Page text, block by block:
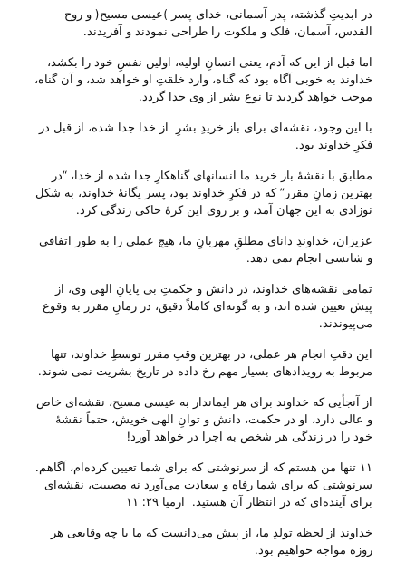
در ابدیتِ گذشته، پدر آسمانی، خدای پسر )عیسی مسیح( و روح
القدس، آسمان، فلک و ملکوت را طراحی نمودند و آفریدند.
اما قبل از این که آدم، یعنی انسانِ اولیه، اولین نفسِ خود را بکشد،
خداوند به خوبی آگاه بود که گناه، وارد خلقتِ او خواهد شد، و آن گناه،
موجب خواهد گردید تا نوع بشر از وی جدا گردد.
با این وجود، نقشه‌ای برای باز خریدِ بشرِ از خدا جدا شده، از قبل در
فکرِ خداوند بود.
مطابق با نقشهٔ باز خرید ما انسانهای گناهکارِ جدا شده از خدا، “در
بهترین زمانِ مقرر” که در فکرِ خداوند بود، پسر یگانهٔ خداوند، به شکل
نوزادی به این جهان آمد، و بر روی این کرهٔ خاکی زندگی کرد.
عزیزان، خداوندِ دانای مطلقِ مهربانِ ما، هیچ عملی را به طور اتفاقی
و شانسی انجام نمی دهد.
تمامی نقشه‌های خداوند، در دانش و حکمتِ بی‌ پایانِ الهی وی، از
پیش تعیین شده اند، و به گونه‌ای کاملاً دقیق، در زمانِ مقرر به وقوع
می‌‌پیوندند.
این دقتِ انجام هر عملی، در بهترین وقتِ مقرر توسطِ خداوند، تنها
مربوط به رویدادهای بسیار مهم رخ داده در تاریخ بشریت نمی شوند.
از آنجأیی که خداوند برای هر ایماندار به عیسی مسیح، نقشه‌ای خاص
و عالی دارد، او در حکمت، دانش و توانِ الهی خویش، حتماً نقشهٔ
خود را در زندگی هر شخص به اجرا در خواهد آورد!
۱۱ تنها من هستم که از سرنوشتی که برای شما تعیین کرده‌ام، آگاهم.
سرنوشتی که برای شما رفاه و سعادت می‌آورد نه مصیبت، نقشه‌ای
برای آینده‌ای که در انتظار آن هستید. ارمیا ۲۹: ۱۱
خداوند از لحظه‌ تولدِ ما، از پیش می‌‌دانست که ما با چه وقایعی هر
روزه مواجه خواهیم بود.